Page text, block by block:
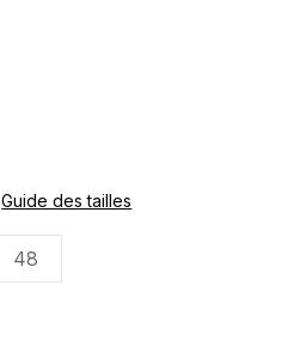
48
Guide des tailles